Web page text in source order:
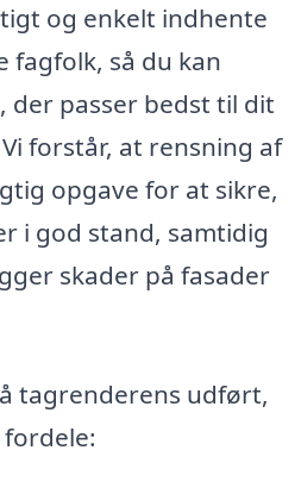
og enkelt indhente
fagfolk, så du kan
passer bedst til dit
forstår, at rensning af
opgave for at sikre,
i god stand, samtidig
skader på fasader
tagrenderens udført,